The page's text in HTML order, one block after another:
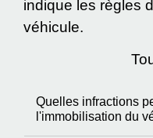
indique les règles
véhicule.
Quelles infractions
l'immobilisation du